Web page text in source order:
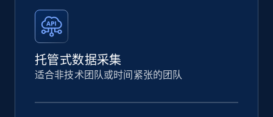
托管式数据采集
适合非技术团队或时间紧张的团队